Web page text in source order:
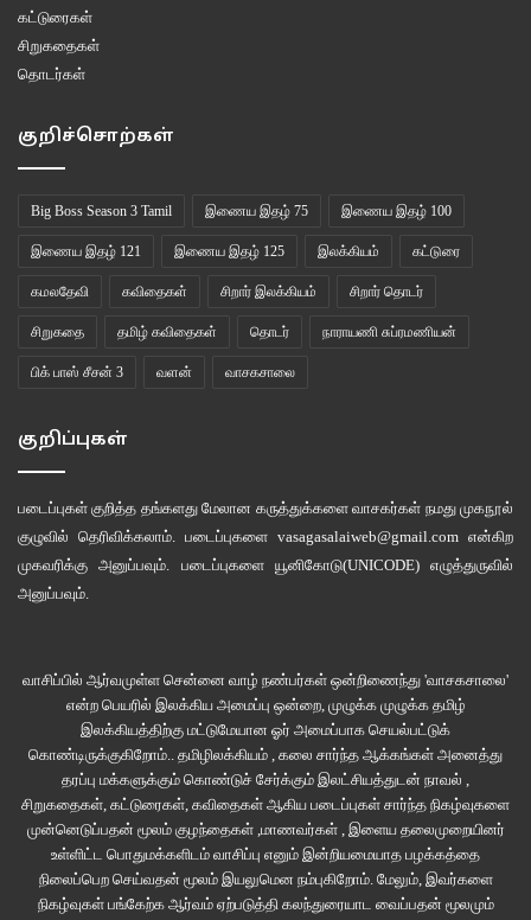
கட்டுரைகள்
சிறுகதைகள்
தொடர்கள்
குறிச்சொற்கள்
Big Boss Season 3 Tamil இணைய இதழ் 75 இணைய இதழ் 100
இணைய இதழ் 121 இணைய இதழ் 125 இலக்கியம் கட்டுரை
கமலதேவி கவிதைகள் சிறார் இலக்கியம் சிறார் தொடர்
சிறுகதை தமிழ் கவிதைகள் தொடர் நாராயணி சுப்ரமணியன்
பிக் பாஸ் சீசன் 3 வளன் வாசகசாலை
குறிப்புகள்
படைப்புகள் குறித்த தங்களது மேலான கருத்துக்களை வாசகர்கள் நமது முகநூல்
குழுவில் தெரிவிக்கலாம். படைப்புகளை vasagasalaiweb@gmail.com என்கிற
முகவரிக்கு அனுப்பவும். படைப்புகளை யூனிகோடு(UNICODE)எழுத்துருவில்
அனுப்பவும்.
வாசிப்பில் ஆர்வமுள்ள சென்னை வாழ் நண்பர்கள் ஒன்றிணைந்து 'வாசகசாலை'
என்ற பெயரில் இலக்கிய அமைப்பு ஒன்றை, முழுக்க முழுக்க தமிழ்
இலக்கியத்திற்கு மட்டுமேயான ஓர் அமைப்பாக செயல்பட்டுக்
கொண்டிருக்குகிறோம்.. தமிழிலக்கியம் , கலை சார்ந்த ஆக்கங்கள் அனைத்து
தரப்பு மக்களுக்கும் கொண்டுச் சேர்க்கும் இலட்சியத்துடன் நாவல் ,
சிறுகதைகள், கட்டுரைகள், கவிதைகள் ஆகிய படைப்புகள் சார்ந்த நிகழ்வுகளை
முன்னெடுப்பதன் மூலம் குழந்தைகள் ,மாணவர்கள் , இளைய தலைமுறையினர்
உள்ளிட்ட பொதுமக்களிடம் வாசிப்பு எனும் இன்றியமையாத பழக்கத்தை
நிலைப்பெற செய்வதன் மூலம் இயலுமென நம்புகிறோம். மேலும், இவர்களை
நிகழ்வுகள் பங்கேற்க ஆர்வம் ஏற்படுத்தி கலந்துரையாட வைப்பதன் மூலமும்